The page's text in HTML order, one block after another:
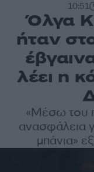
10:51
Όλγα
ήταν
λέει η
«Μέσω του
ανασφάλεια
μπάνια»